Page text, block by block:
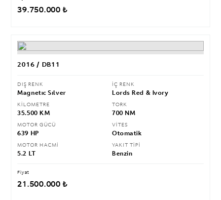
39.750.000 ₺
2016 / DB11
DIŞ RENK
Magnetıc Sılver
İÇ RENK
Lords Red & Ivory
KİLOMETRE
35.500 KM
TORK
700 NM
MOTOR GÜCÜ
639 HP
VİTES
Otomatik
MOTOR HACMİ
5.2 LT
YAKIT TİPİ
Benzin
Fiyat
21.500.000 ₺